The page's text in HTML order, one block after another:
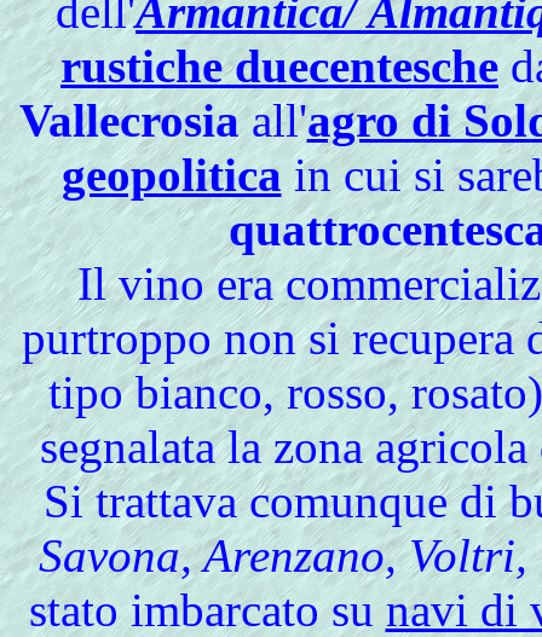
dell'Armantica/
rustiche duecentesche
Vallecrosiaall'agro di
geopoliticain cui si
Il vino era
purtroppo non si recupera
tipo bianco, rosso,
segnalata la zona
Si trattava comunque di
Savona, Arenzano,
stato imbarcato su navi di